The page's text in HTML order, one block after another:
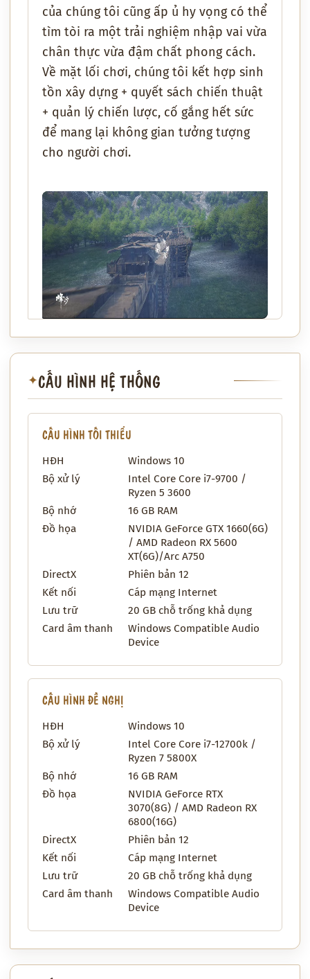
của chúng tôi cũng ấp ủ hy vọng có thể
tìm tòi ra một trải nghiệm nhập vai vừa
chân thực vừa đậm chất phong cách.
Về mặt lối chơi, chúng tôi kết hợp sinh
tồn xây dựng + quyết sách chiến thuật
+ quản lý chiến lược, cố gắng hết sức
để mang lại không gian tưởng tượng
cho người chơi.
✦CẤU HÌNH HỆ THỐNG
CẤU HÌNH TỐI THIỂU
HĐH
Windows 10
Bộ xử lý
Intel Core Core i7-9700 /
Ryzen 5 3600
Bộ nhớ
16 GB RAM
Đồ họa
NVIDIA GeForce GTX 1660(6G)
/ AMD Radeon RX 5600
XT(6G)/Arc A750
DirectX
Phiên bản 12
Kết nối
Cáp mạng Internet
Lưu trữ
20 GB chỗ trống khả dụng
Card âm thanh
Windows Compatible Audio
Device
CẤU HÌNH ĐỀ NGHỊ
HĐH
Windows 10
Bộ xử lý
Intel Core Core i7-12700k /
Ryzen 7 5800X
Bộ nhớ
16 GB RAM
Đồ họa
NVIDIA GeForce RTX
3070(8G) / AMD Radeon RX
6800(16G)
DirectX
Phiên bản 12
Kết nối
Cáp mạng Internet
Lưu trữ
20 GB chỗ trống khả dụng
Card âm thanh
Windows Compatible Audio
Device